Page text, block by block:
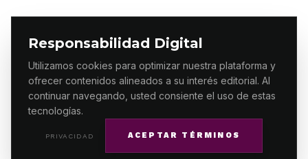
Responsabilidad Digital
Utilizamos cookies para optimizar nuestra plataforma y
ofrecer contenidos alineados a su interés editorial. Al
continuar navegando, usted consiente el uso de estas
tecnologías.
PRIVACIDAD ACEPTAR TÉRMINOS
© 2026 ES PRIMERA MX. ALGUNOS DERECHOS
RESERVADOS / DESIGNMAKING.MX